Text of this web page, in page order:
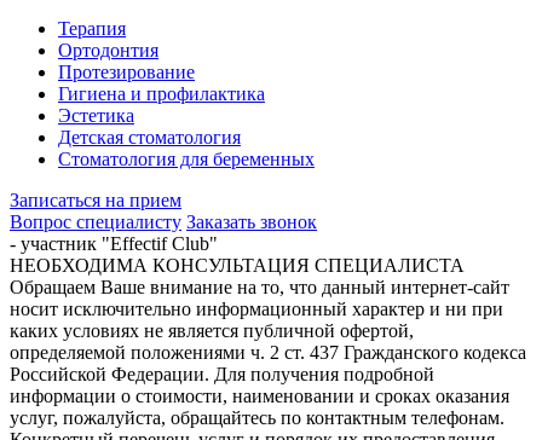
Терапия
Ортодонтия
Протезирование
Гигиена и профилактика
Эстетика
Детская стоматология
Стоматология для беременных
Записаться на прием
Вопрос специалисту Заказать звонок
- участник "Effectif Club"
НЕОБХОДИМА КОНСУЛЬТАЦИЯ СПЕЦИАЛИСТА
Обращаем Ваше внимание на то, что данный интернет-сайт
носит исключительно информационный характер и ни при
каких условиях не является публичной офертой,
определяемой положениями ч. 2 ст. 437 Гражданского кодекса
Российской Федерации. Для получения подробной
информации о стоимости, наименовании и сроках оказания
услуг, пожалуйста, обращайтесь по контактным телефонам.